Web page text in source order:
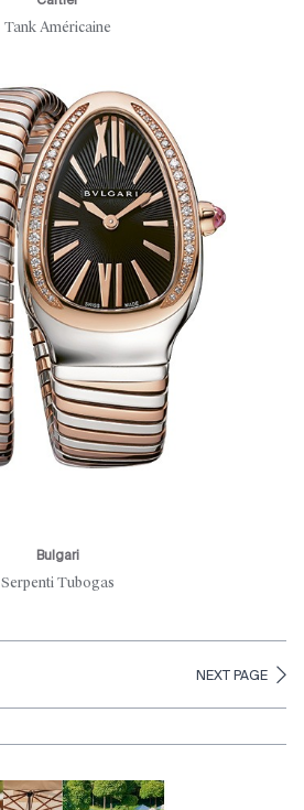
Tank Américaine
Bulgari
Serpenti Tubogas
NEXT PAGE